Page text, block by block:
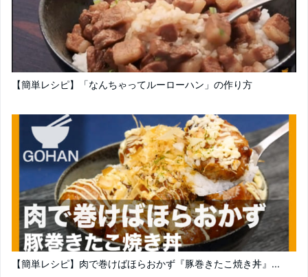
【簡単レシピ】「なんちゃってルーローハン」の作り方
【簡単レシピ】肉で巻けばほらおかず『豚巻きたこ焼き丼』...